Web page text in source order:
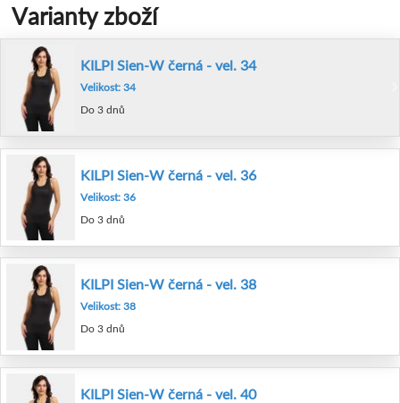
Varianty zboží
KILPI Sien-W černá - vel. 34
Velikost: 34
Do 3 dnů
KILPI Sien-W černá - vel. 36
Velikost: 36
Do 3 dnů
KILPI Sien-W černá - vel. 38
Velikost: 38
Do 3 dnů
KILPI Sien-W černá - vel. 40